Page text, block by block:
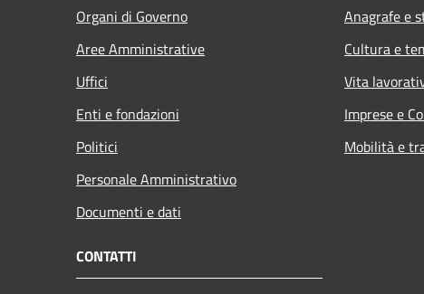
Organi di Governo
Aree Amministrative
Uffici
Enti e fondazioni
Politici
Personale Amministrativo
Documenti e dati
Anagrafe e
Cultura e
Vita
Imprese e
Mobilità e
CONTATTI